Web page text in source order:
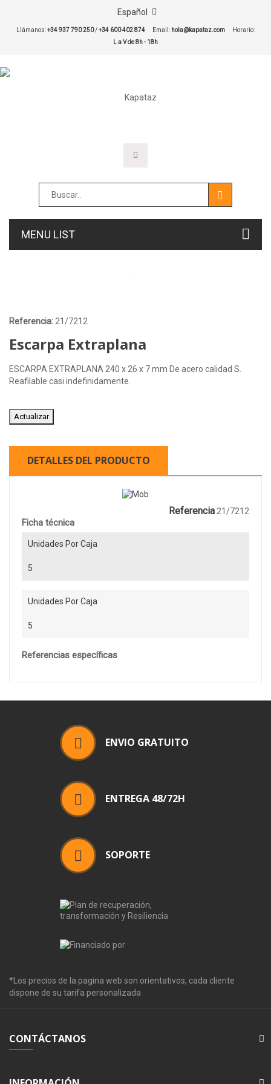
Español
Llámanos:+34 937 790 250/+34 600 402 874 Email: hola@kapataz.com Horario:
L a V de 8h - 18h
MENU LIST
Referencia: 21/7212
Escarpa Extraplana
ESCARPA EXTRAPLANA 240 x 26 x 7 mm De acero calidad S.
Reafilable casi indefinidamente.
DETALLES DEL PRODUCTO
Referencia 21/7212
Ficha técnica
Unidades Por Caja
5
Unidades Por Caja
5
Referencias específicas
ENVIO GRATUITO
ENTREGA 48/72H
SOPORTE
*Los precios de la pagina web son orientativos, cada cliente
dispone de su tarifa personalizada
CONTÁCTANOS